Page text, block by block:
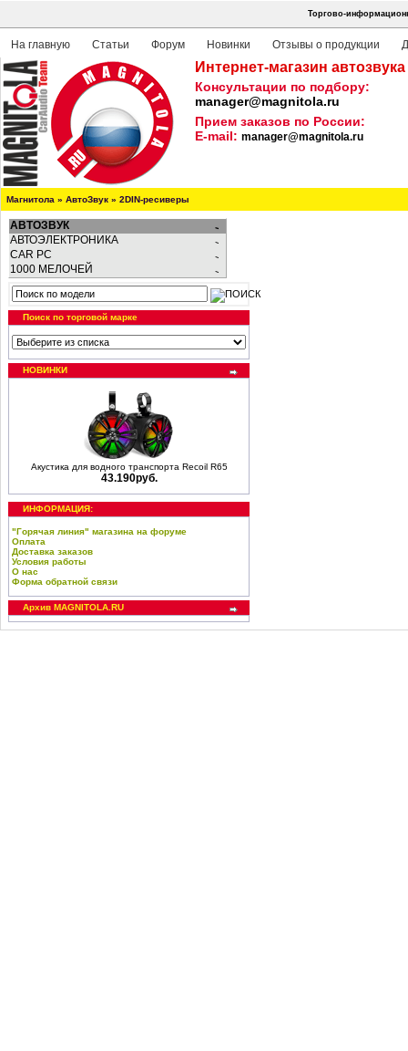
Торгово-
На главную Статьи Форум Новинки Отзывы о продукции
Интернет-магазин
Консультации по подбору:
manager@magnitola.ru
Прием заказов по России:
E-mail: manager@magnitola.ru
Магнитола » АвтоЗвук » 2DIN-ресиверы
АВТОЗВУК
АВТОЭЛЕКТРОНИКА
CAR PC
1000 МЕЛОЧЕЙ
Поиск по торговой марке
НОВИНКИ
Акустика для водного транспорта Recoil R65
43.190руб.
ИНФОРМАЦИЯ:
"Горячая линия" магазина на форуме
Оплата
Доставка заказов
Условия работы
О нас
Форма обратной связи
Архив MAGNITOLA.RU